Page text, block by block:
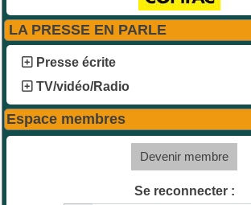
LA PRESSE EN PARLE
Presse écrite
TV/vidéo/Radio
Espace membres
Devenir membre
Se reconnecter :